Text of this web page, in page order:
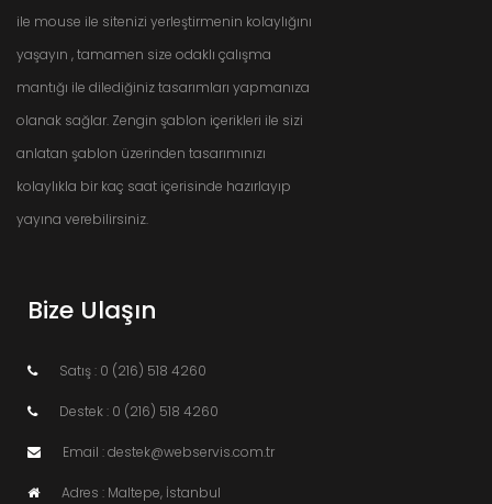
ile mouse ile sitenizi yerleştirmenin kolaylığını
yaşayın , tamamen size odaklı çalışma
mantığı ile dilediğiniz tasarımları yapmanıza
olanak sağlar. Zengin şablon içerikleri ile sizi
anlatan şablon üzerinden tasarımınızı
kolaylıkla bir kaç saat içerisinde hazırlayıp
yayına verebilirsiniz.
Bize Ulaşın
Satış : 0 (216) 518 4260
Destek : 0 (216) 518 4260
Email : destek@webservis.com.tr
Adres : Maltepe, İstanbul